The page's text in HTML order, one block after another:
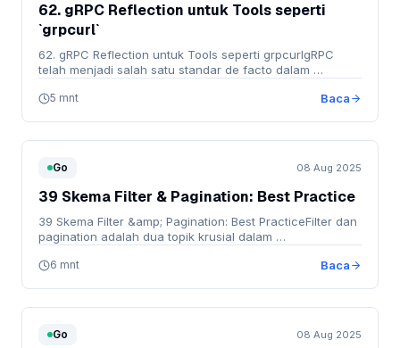
62. gRPC Reflection untuk Tools seperti
`grpcurl`
62. gRPC Reflection untuk Tools seperti grpcurlgRPC
telah menjadi salah satu standar de facto dalam …
5 mnt Baca
Go 08 Aug 2025
39 Skema Filter & Pagination: Best Practice
39 Skema Filter &amp; Pagination: Best PracticeFilter dan
pagination adalah dua topik krusial dalam …
6 mnt Baca
Go 08 Aug 2025